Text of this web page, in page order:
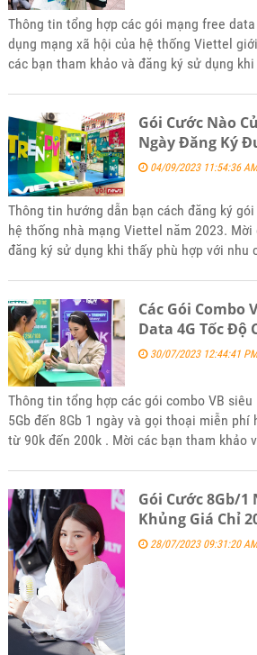
Thông tin tổng hợp các gói mạng free
dụng mạng xã hội của hệ thống Viettel
các bạn tham khảo và đăng ký sử dụng
Gói Cước Nào
Ngày Đăng Ký
04/09/2023 11:54:36 AM
Thông tin hướng dẫn bạn cách đăng ký
hệ thống nhà mạng Viettel năm 2023. Mời
đăng ký sử dụng khi thấy phù hợp với nhu
Các Gói Combo
Data 4G Tốc Độ
30/07/2023 12:44:41 PM
Thông tin tổng hợp các gói combo VB
5Gb đến 8Gb 1 ngày và gọi thoại miễn
từ 90k đến 200k . Mời các bạn tham khảo
Gói Cước 8Gb/1
Khủng Giá Chỉ
28/07/2023 09:31:20 AM